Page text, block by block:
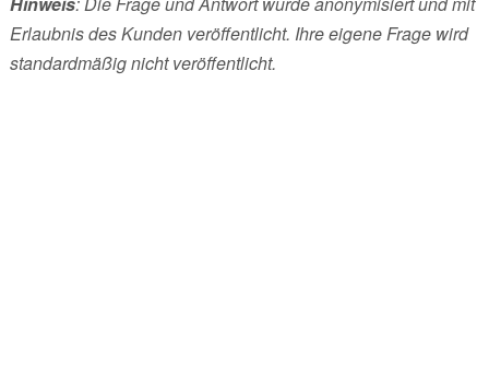
Erlaubnis des Kunden veröffentlicht. Ihre eigene Frage wird
standardmäßig nicht veröffentlicht.